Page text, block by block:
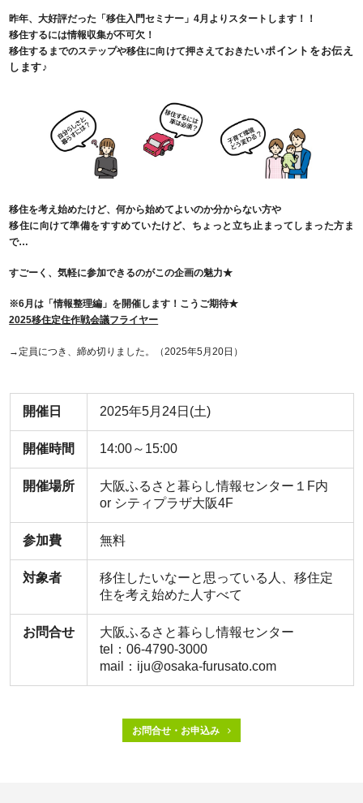
昨年、大好評だった「移住入門セミナー」4月よりスタートします！！
移住するには情報収集が不可欠！
移住するまでのステップや移住に向けて押さえておきたいポイントをお伝え
します♪
移住を考え始めたけど、何から始めてよいのか分からない方や
移住に向けて準備をすすめていたけど、ちょっと立ち止まってしまった方ま
で…
すごーく、気軽に参加できるのがこの企画の魅力★
※6月は「情報整理編」を開催します！こうご期待★
2025移住定住作戦会議フライヤー
→定員につき、締め切りました。（2025年5月20日）
開催日 2025年5月24日(土)
開催時間 14:00～15:00
開催場所
大阪ふるさと暮らし情報センター１F内
or シティプラザ大阪4F
参加費 無料
対象者
移住したいなーと思っている人、移住定
住を考え始めた人すべて
お問合せ
大阪ふるさと暮らし情報センター
tel：06-4790-3000
mail：iju@osaka-furusato.com
お問合せ・お申込み